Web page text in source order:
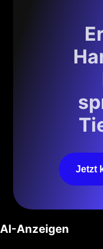
Jetzt
AI-Anzeigen